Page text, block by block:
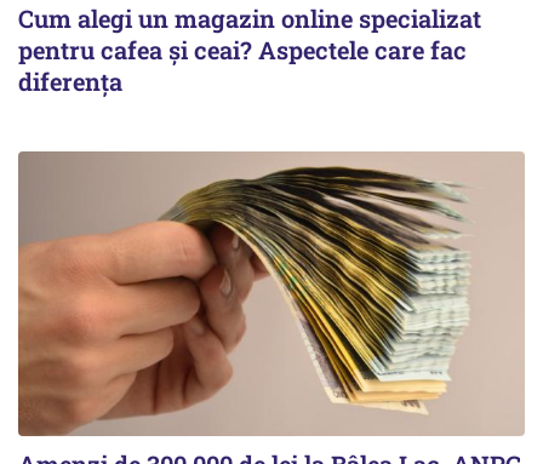
Cum alegi un magazin online specializat
pentru cafea și ceai? Aspectele care fac
diferența